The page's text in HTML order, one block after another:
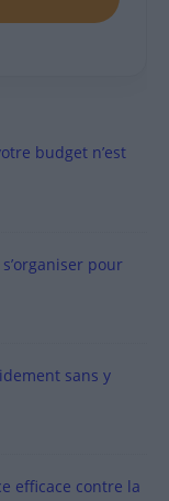
budget n’est
pour
sans y
efficace contre la